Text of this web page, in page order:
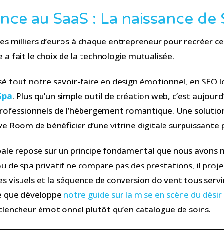
au SaaS : La naissance
milliers d’euros à chaque entrepreneur pour recréer
a fait le choix de la technologie mutualisée.
tout notre savoir-faire en design émotionnel, en SEO
. Plus qu’un simple outil de création web, c’est
de l’hébergement romantique. Une
Room de bénéficier d’une vitrine digitale surpuissante
repose sur un principe fondamental que nous avons
de spa privatif ne compare pas des prestations, il
visuels et la séquence de conversion doivent tous
que développe notre guide sur la mise en scène du désir
émotionnel plutôt qu’en catalogue de soins.